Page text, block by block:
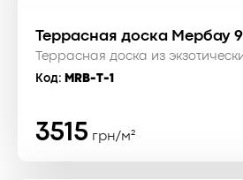
Террасная доска Мербау
Террасная доска из
Код: MRB-T-1
3515 грн/м²